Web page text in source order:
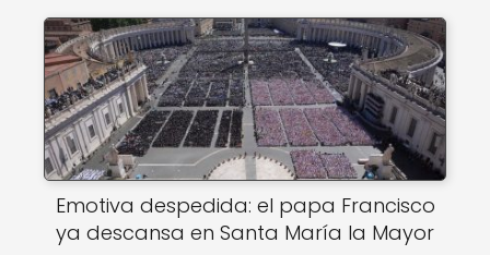
Emotiva despedida: el papa Francisco
ya descansa en Santa María la Mayor